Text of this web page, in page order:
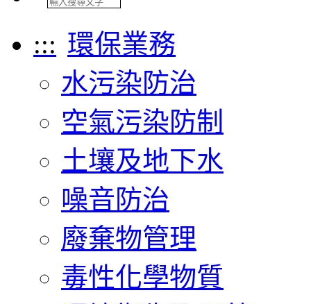
::: 環保業務
水污染防治
空氣污染防制
土壤及地下水
噪音防治
廢棄物管理
毒性化學物質